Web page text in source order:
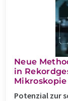
Neue
in
Mikroskopie
Potenzial zur